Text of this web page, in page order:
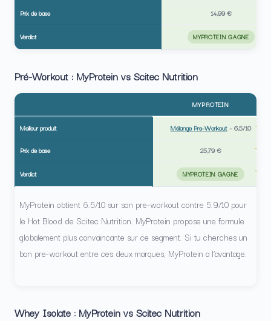
Prix de base 14,99 €
Verdict MYPROTEIN GAGNE
Pré-Workout : MyProtein vs Scitec Nutrition
MYPROTEIN
Meilleur produit Mélange Pre-Workout–6,5/10
Prix de base 25,79 €
Verdict MYPROTEIN GAGNE
MyProtein obtient 6.5/10 sur son pre-workout contre 5.9/10 pour
le Hot Blood de Scitec Nutrition. MyProtein propose une formule
globalement plus convaincante sur ce segment. Si tu cherches un
bon pre-workout entre ces deux marques, MyProtein a l’avantage.
Whey Isolate : MyProtein vs Scitec Nutrition